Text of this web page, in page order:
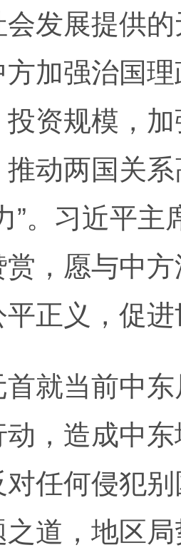
会发展提供
加强治国
资规模，
动两国关
”。习近平
，愿与中
正义，促
当前中东
，造成中
任何侵犯
之道，地区